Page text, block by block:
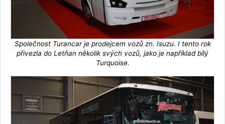
Společnost Turancar je prodejcem vozů zn. Isuzu. I tento rok
přivezla do Letňan několik svých vozů, jako je například bílý
Turquoise.